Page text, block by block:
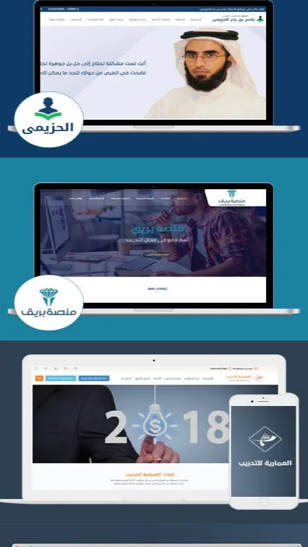
تطوير موقع المدرب ياسر الحزيمي
التفاصيل
تصميم منصة بريق
التفاصيل
تصميم العمارية للتدريب
التفاصيل